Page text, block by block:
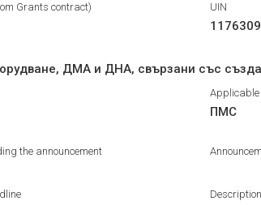
Grants contract) UIN
ДМА и ДНА, свързани със
ПМС
the announcement
Description